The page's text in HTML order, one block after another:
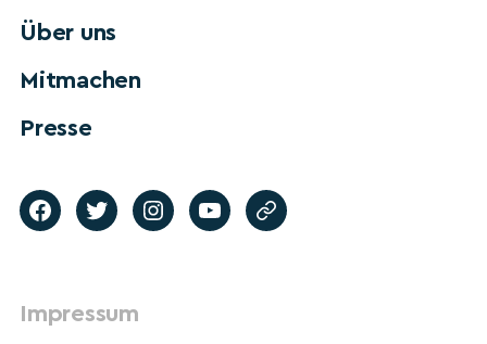
Über uns
Mitmachen
Presse
Impressum